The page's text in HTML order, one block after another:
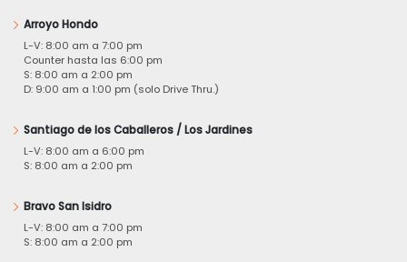
Arroyo Hondo
L-V: 8:00 am a 7:00 pm
Counter hasta las 6:00 pm
S: 8:00 am a 2:00 pm
D: 9:00 am a 1:00 pm (solo Drive Thru.)
Santiago de los Caballeros / Los Jardines
L-V: 8:00 am a 6:00 pm
S: 8:00 am a 2:00 pm
Bravo San Isidro
L-V: 8:00 am a 7:00 pm
S: 8:00 am a 2:00 pm